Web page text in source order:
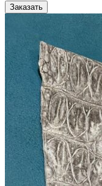
Заказать